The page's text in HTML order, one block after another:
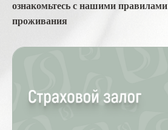
ознакомьтесь с нашими правилами
проживания